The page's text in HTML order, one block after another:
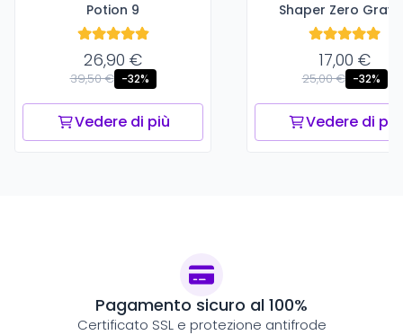
Potion 9
26,90 €
39,50 € -32%
Vedere di più
Shaper Zero
17,00 €
25,00 € -32%
Vedere di più
Pagamento sicuro al 100%
Certificato SSL e protezione antifrode